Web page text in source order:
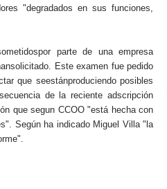
"degradados en sus funciones,
parte de una empresa
Este examen fue pedido
que seestánproduciendo posibles
de la reciente adscripción
que segun CCOO "está hecha con
Según ha indicado Miguel Villa "la